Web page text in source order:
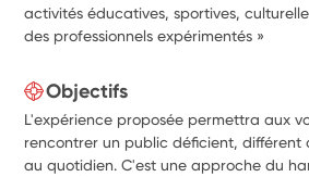
activités éducatives, sportives,
des professionnels expérimentés »
Objectifs
L'expérience proposée permettra aux
rencontrer un public déficient, différent
au quotidien. C'est une approche du